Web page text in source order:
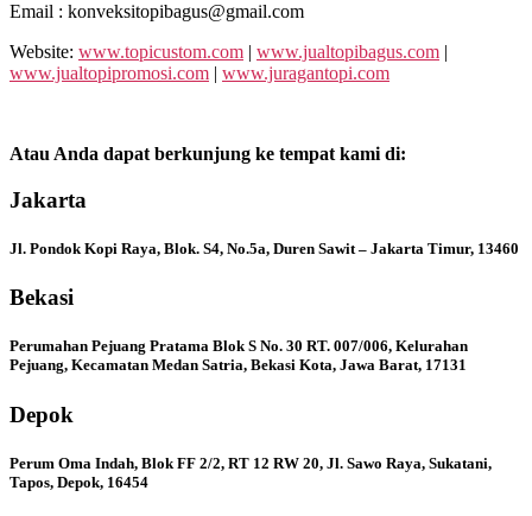
Email : konveksitopibagus@gmail.com
Website: www.topicustom.com | www.jualtopibagus.com |
www.jualtopipromosi.com | www.juragantopi.com
Atau Anda dapat berkunjung ke tempat kami di:
Jakarta
Jl. Pondok Kopi Raya, Blok. S4, No.5a, Duren Sawit – Jakarta Timur, 13460
Bekasi
Perumahan Pejuang Pratama Blok S No. 30 RT. 007/006, Kelurahan
Pejuang, Kecamatan Medan Satria, Bekasi Kota, Jawa Barat, 17131
Depok
Perum Oma Indah, Blok FF 2/2, RT 12 RW 20, Jl. Sawo Raya, Sukatani,
Tapos, Depok, 16454